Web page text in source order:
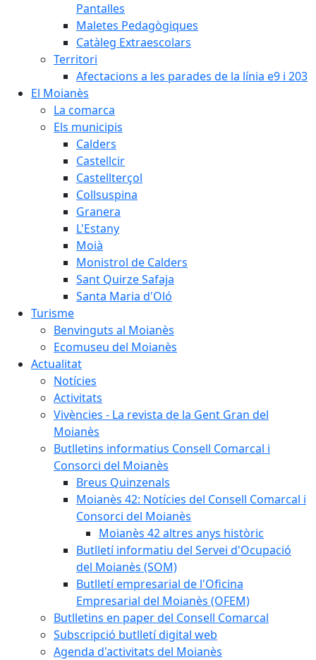
Pantalles
Maletes Pedagògiques
Catàleg Extraescolars
Territori
Afectacions a les parades de la línia e9 i 203
El Moianès
La comarca
Els municipis
Calders
Castellcir
Castellterçol
Collsuspina
Granera
L'Estany
Moià
Monistrol de Calders
Sant Quirze Safaja
Santa Maria d'Oló
Turisme
Benvinguts al Moianès
Ecomuseu del Moianès
Actualitat
Notícies
Activitats
Vivències - La revista de la Gent Gran del
Moianès
Butlletins informatius Consell Comarcal i
Consorci del Moianès
Breus Quinzenals
Moianès 42: Notícies del Consell Comarcal i
Consorci del Moianès
Moianès 42 altres anys històric
Butlletí informatiu del Servei d'Ocupació
del Moianès (SOM)
Butlletí empresarial de l'Oficina
Empresarial del Moianès (OFEM)
Butlletins en paper del Consell Comarcal
Subscripció butlletí digital web
Agenda d'activitats del Moianès